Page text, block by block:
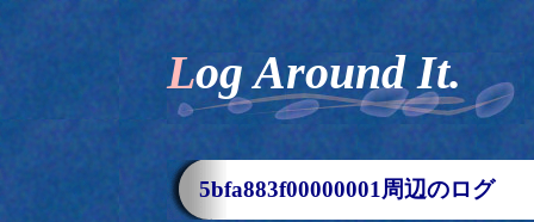
Log Around It.
5bfa883f00000001周辺のログ